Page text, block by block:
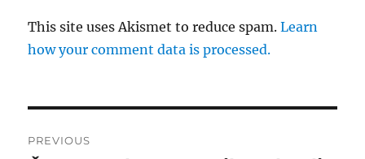
This site uses Akismet to reduce spam.Learn
how your comment data is processed.
PREVIOUS